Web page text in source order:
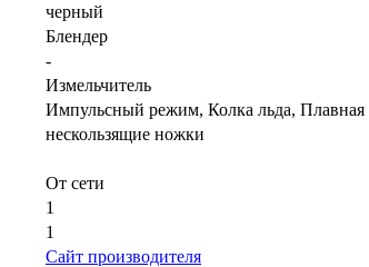
черный
Блендер
-
Измельчитель
Импульсный режим, Колка льда, Плавная
нескользящие ножки
От сети
1
1
Сайт производителя